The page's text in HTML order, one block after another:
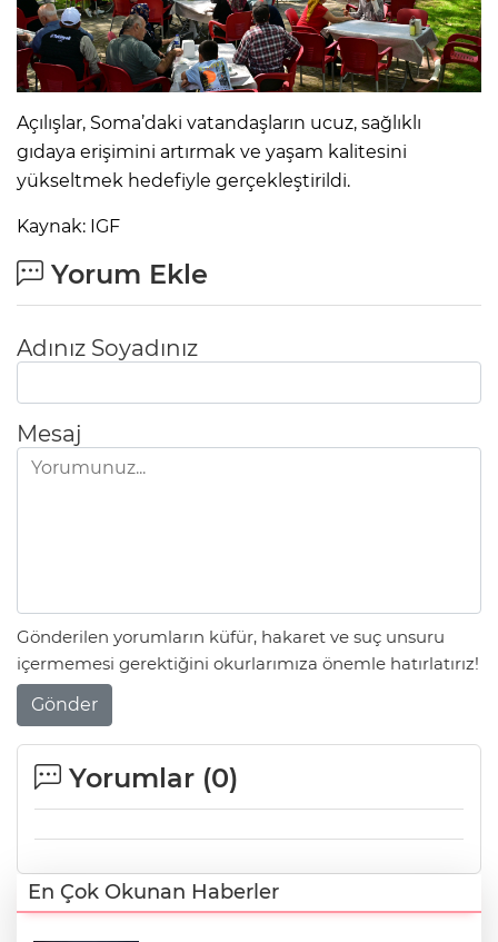
Açılışlar, Soma’daki vatandaşların ucuz, sağlıklı
gıdaya erişimini artırmak ve yaşam kalitesini
yükseltmek hedefiyle gerçekleştirildi.
Kaynak: IGF
Yorum Ekle
Adınız Soyadınız
Mesaj
Gönderilen yorumların küfür, hakaret ve suç unsuru
içermemesi gerektiğini okurlarımıza önemle hatırlatırız!
Gönder
Yorumlar (0)
En Çok Okunan Haberler